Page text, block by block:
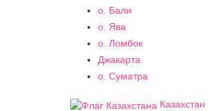
о. Бали
о. Ява
о. Ломбок
Джакарта
о. Суматра
Казахстан